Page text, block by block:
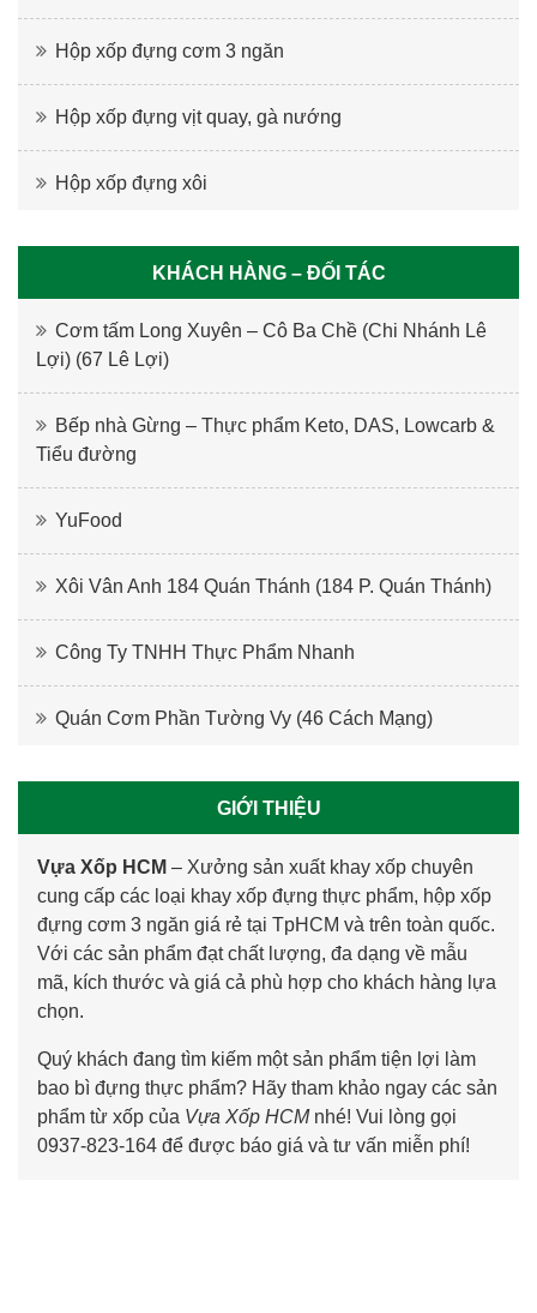
Hộp xốp đựng cơm 3 ngăn
Hộp xốp đựng vịt quay, gà nướng
Hộp xốp đựng xôi
KHÁCH HÀNG – ĐỐI TÁC
Cơm tấm Long Xuyên – Cô Ba Chề (Chi Nhánh Lê
Lợi) (67 Lê Lợi)
Bếp nhà Gừng – Thực phẩm Keto, DAS, Lowcarb &
Tiểu đường
YuFood
Xôi Vân Anh 184 Quán Thánh (184 P. Quán Thánh)
Công Ty TNHH Thực Phẩm Nhanh
Quán Cơm Phần Tường Vy (46 Cách Mạng)
GIỚI THIỆU
Vựa Xốp HCM – Xưởng sản xuất khay xốp chuyên
cung cấp các loại khay xốp đựng thực phẩm, hộp xốp
đựng cơm 3 ngăn giá rẻ tại TpHCM và trên toàn quốc.
Với các sản phẩm đạt chất lượng, đa dạng về mẫu
mã, kích thước và giá cả phù hợp cho khách hàng lựa
chọn.
Quý khách đang tìm kiếm một sản phẩm tiện lợi làm
bao bì đựng thực phẩm? Hãy tham khảo ngay các sản
phẩm từ xốp của Vựa Xốp HCMnhé! Vui lòng gọi
0937-823-164 để được báo giá và tư vấn miễn phí!